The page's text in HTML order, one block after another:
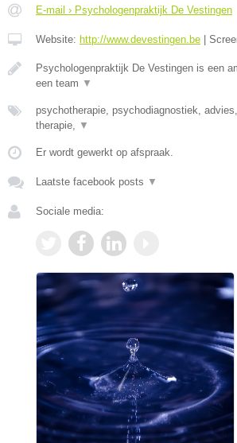
E-mail › Psychologenpraktijk De Vestingen
Website: http://www.devestingen.be |
Psychologenpraktijk De Vestingen is een
een team ▼
psychotherapie, psychodiagnostiek,
therapie,
▼
Er wordt gewerkt op afspraak.
Laatste facebook posts ▼
Sociale media: